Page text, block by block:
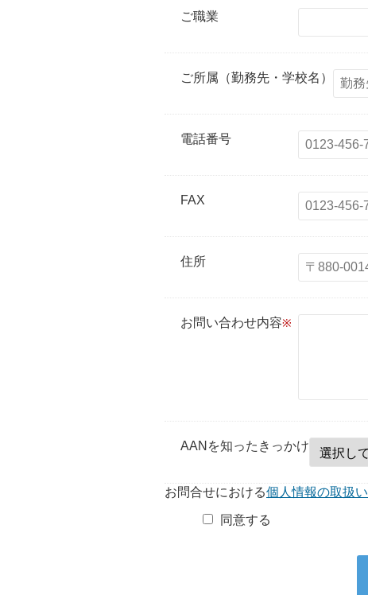
ご職業
ご所属（勤務先・学校名）
電話番号
FAX
住所
お問い合わせ内容
AANを知ったきっかけ
お問合せにおける個人情報の取扱い
同意する